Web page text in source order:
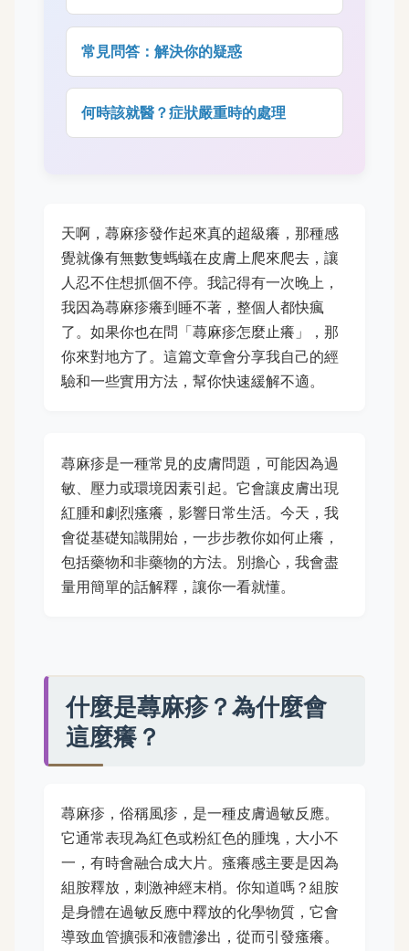
常見問答：解決你的疑惑
何時該就醫？症狀嚴重時的處理
天啊，蕁麻疹發作起來真的超級癢，那種感
覺就像有無數隻螞蟻在皮膚上爬來爬去，讓
人忍不住想抓個不停。我記得有一次晚上，
我因為蕁麻疹癢到睡不著，整個人都快瘋
了。如果你也在問「蕁麻疹怎麼止癢」，那
你來對地方了。這篇文章會分享我自己的經
驗和一些實用方法，幫你快速緩解不適。
蕁麻疹是一種常見的皮膚問題，可能因為過
敏、壓力或環境因素引起。它會讓皮膚出現
紅腫和劇烈瘙癢，影響日常生活。今天，我
會從基礎知識開始，一步步教你如何止癢，
包括藥物和非藥物的方法。別擔心，我會盡
量用簡單的話解釋，讓你一看就懂。
什麼是蕁麻疹？為什麼會
這麼癢？
蕁麻疹，俗稱風疹，是一種皮膚過敏反應。
它通常表現為紅色或粉紅色的腫塊，大小不
一，有時會融合成大片。瘙癢感主要是因為
組胺釋放，刺激神經末梢。你知道嗎？組胺
是身體在過敏反應中釋放的化學物質，它會
導致血管擴張和液體滲出，從而引發瘙癢。